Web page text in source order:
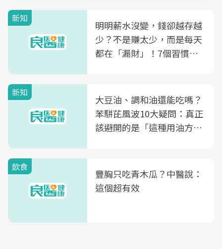
新知
明明薪水沒變，錢卻越存越
少？不是賺太少，而是每天
都在「漏財」！7個習慣一
新知
大豆油、調和油還能吃嗎？
苯駢芘風波10大疑問：真正
該避開的是「這種用油方
飲食
豐胸只吃青木瓜？中醫說：
這個超有效